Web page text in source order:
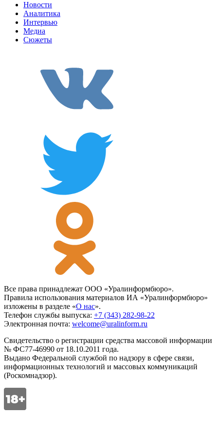
Новости
Аналитика
Интервью
Медиа
Сюжеты
Все права принадлежат ООО «Уралинформбюро».
Правила использования материалов ИА «Уралинформбюро»
изложены в разделе «О нас».
Телефон службы выпуска: +7 (343) 282-98-22
Электронная почта: welcome@uralinform.ru
Свидетельство о регистрации средства массовой информации
№ ФС77-46990 от 18.10.2011 года.
Выдано Федеральной службой по надзору в сфере связи,
информационных технологий и массовых коммуникаций
(Роскомнадзор).